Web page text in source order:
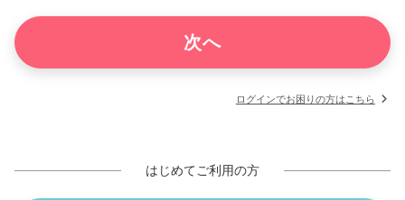
ログインでお困りの方はこちら
はじめてご利用の方